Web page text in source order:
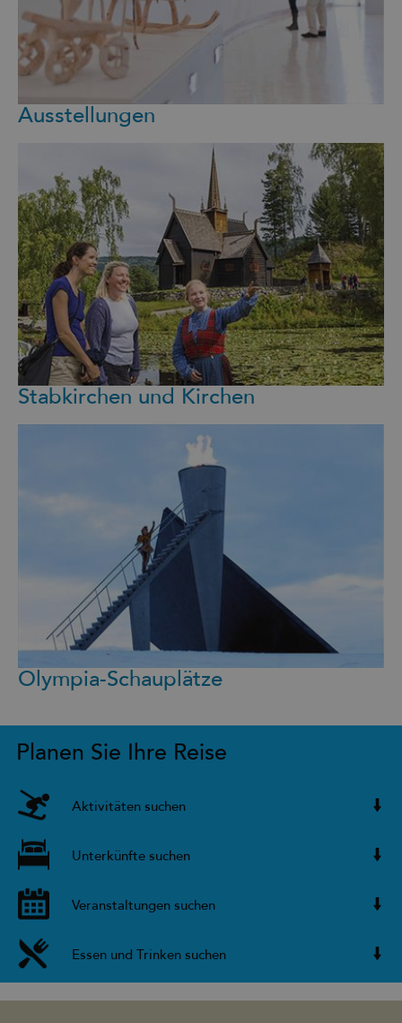
Ausstellungen
Stabkirchen und Kirchen
Olympia-Schauplätze
Planen Sie Ihre Reise
Aktivitäten suchen
Unterkünfte suchen
Veranstaltungen suchen
Essen und Trinken suchen